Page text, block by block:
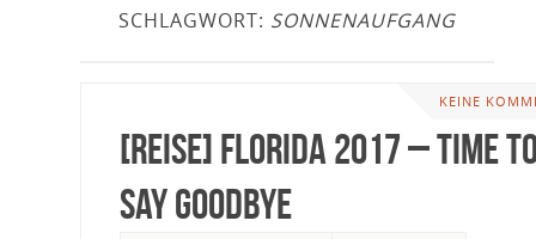
SCHLAGWORT: SONNENAUFGANG
KEINE
[Reise] Florida 2017 – Time
Say Goodbye